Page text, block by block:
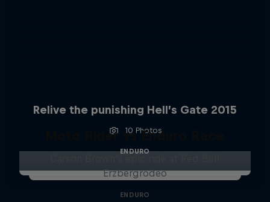
Relive the punishing Hell’s Gate 2015
10 Photos
ENDURO
Moto Rider vs Enduro Race
Erzbergrodeo
ENDURO